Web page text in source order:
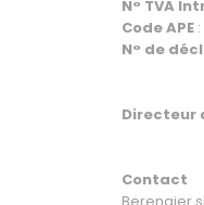
N° TVA
Code APE
N° de
Directeur
Contact